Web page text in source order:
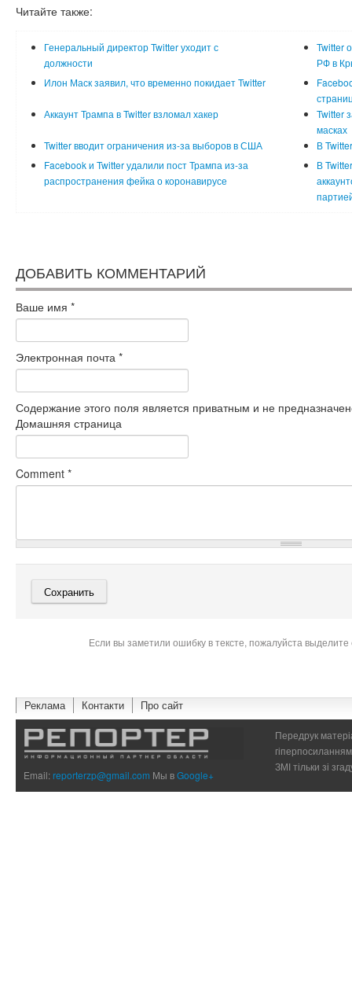
Читайте также:
Генеральный директор Twitter уходит с
должности
Twitter
РФ в
Илон Маск заявил, что временно покидает Twitter
Аккаунт Трампа в Twitter взломал хакер
Twitter
масках
Twitter вводит ограничения из-за выборов в США
В
Facebook и Twitter удалили пост Трампа из-за
распространения фейка о коронавирусе
В
ДОБАВИТЬ КОММЕНТАРИЙ
Ваше имя *
Электронная почта *
Содержание этого поля является приватным и не
Домашняя страница
Comment *
Если вы заметили ошибку в тексте, пожалуйста
Реклама Контакти Про сайт
Email:reporterzp@gmail.com Мы вGoogle+
Передрук
ЗМІ тільки зі